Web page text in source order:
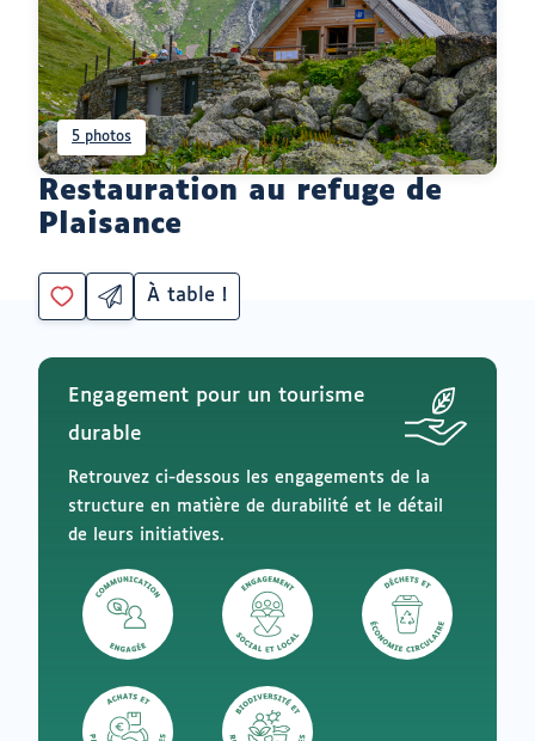
Restauration au refuge de
Plaisance
5 photos
Vous
être
pour
ajouter
mes
envies
Partager
par
ouvrir
un
de
Catégorie
À table !
Engagement pour un tourisme
durable
Retrouvez ci-dessous les engagements de la
structure en matière de durabilité et le détail
de leurs initiatives.